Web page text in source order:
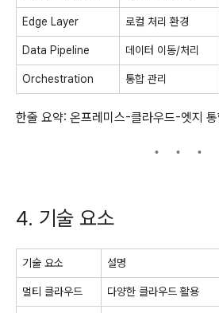
Edge Layer 로컬 처리 환경
Data Pipeline 데이터 이동/처리
Orchestration 통합 관리
한줄 요약: 온프레미스-클라우드-엣지
4. 기술 요소
기술 요소 설명
멀티 클라우드 다양한 클라우드 활용